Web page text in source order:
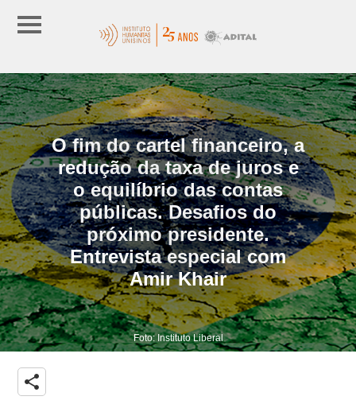
O fim do cartel financeiro, a
redução da taxa de juros e
o equilíbrio das contas
públicas. Desafios do
próximo presidente.
Entrevista especial com
Amir Khair
Foto: Instituto Liberal
share